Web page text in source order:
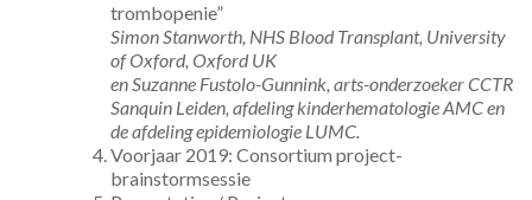
trombopenie”
Simon Stanworth, NHS Blood Transplant, University
of Oxford, Oxford UK
en Suzanne Fustolo-Gunnink, arts-onderzoeker CCTR
Sanquin Leiden, afdeling kinderhematologie AMC en
de afdeling epidemiologie LUMC.
Voorjaar 2019: Consortium project-
brainstormsessie